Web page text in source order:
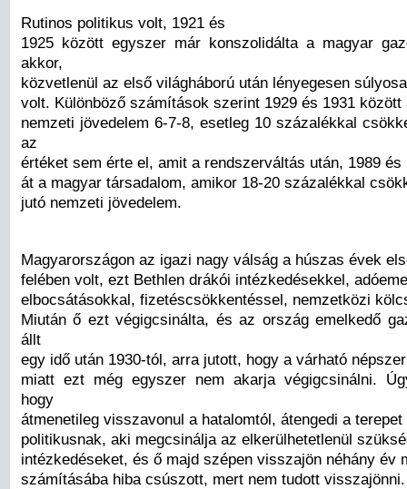
Rutinos politikus volt, 1921 és
1925 között egyszer már konszolidálta a magyar
akkor,
közvetlenül az első világháború után lényegesen
volt. Különböző számítások szerint 1929 és 1931 között
nemzeti jövedelem 6-7-8, esetleg 10 százalékkal
az
értéket sem érte el, amit a rendszerváltás után, 1989 és
át a magyar társadalom, amikor 18-20 százalékkal
jutó nemzeti jövedelem.
Magyarországon az igazi nagy válság a húszas évek
felében volt, ezt Bethlen drákói intézkedésekkel,
elbocsátásokkal, fizetéscsökkentéssel, nemzetközi
Miután ő ezt végigcsinálta, és az ország emelkedő
állt
egy idő után 1930-tól, arra jutott, hogy a várható
miatt ezt még egyszer nem akarja végigcsinálni.
hogy
átmenetileg visszavonul a hatalomtól, átengedi a
politikusnak, aki megcsinálja az elkerülhetetlenül
intézkedéseket, és ő majd szépen visszajön néhány év
számításába hiba csúszott, mert nem tudott visszajönni.